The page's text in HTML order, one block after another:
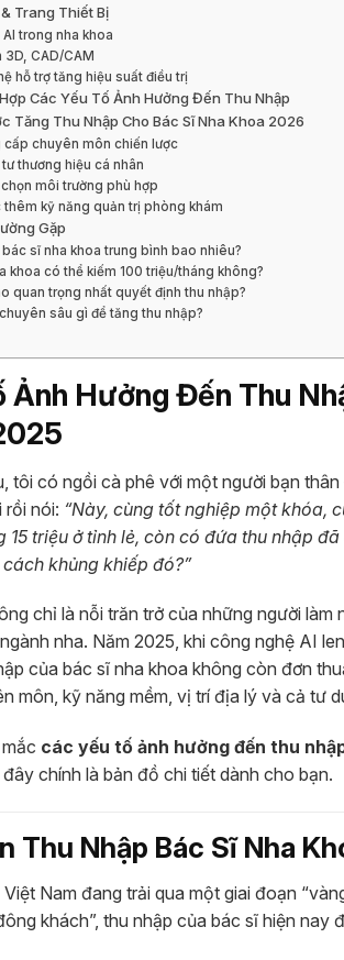
Trang Thiết Bị
trong nha khoa
3D, CAD/CAM
hỗ trợ tăng hiệu suất điều trị
Các Yếu Tố Ảnh Hưởng Đến Thu Nhập
Tăng Thu Nhập Cho Bác Sĩ Nha Khoa 2026
cấp chuyên môn chiến lược
thương hiệu cá nhân
chọn môi trường phù hợp
thêm kỹ năng quản trị phòng khám
Gặp
sĩ nha khoa trung bình bao nhiêu?
khoa có thể kiếm 100 triệu/tháng không?
quan trọng nhất quyết định thu nhập?
sâu gì để tăng thu nhập?
Ảnh Hưởng Đến Thu
tôi có ngồi cà phê với một người bạn
rồi nói: “Này, cùng tốt nghiệp một khóa,
15 triệu ở tỉnh lẻ, còn có đứa thu nhập
khủng khiếp đó?”
chỉ là nỗi trăn trở của những người
nha. Năm 2025, khi công nghệ AI
của bác sĩ nha khoa không còn đơn
môn, kỹ năng mềm, vị trí địa lý và cả tư
các yếu tố ảnh hưởng đến thu
chính là bản đồ chi tiết dành cho bạn.
Thu Nhập Bác Sĩ Nha
Nam đang trải qua một giai đoạn
khách”, thu nhập của bác sĩ hiện nay